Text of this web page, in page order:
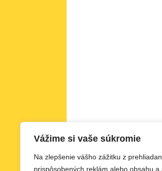
Vážime si vaše súkromie
Na zlepšenie vášho zážitku z
prispôsobených reklám alebo obsahu a